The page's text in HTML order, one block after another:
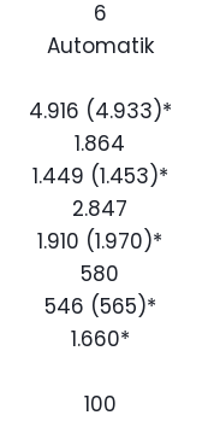
6
Automatik
4.916 (4.933)*
1.864
1.449 (1.453)*
2.847
1.910 (1.970)*
580
546 (565)*
1.660*
100